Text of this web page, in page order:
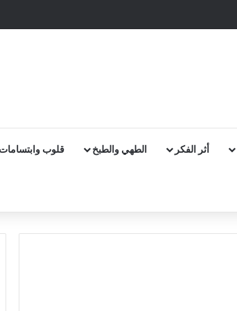
أثر الفكر الطهي والطبخ قلوب وابتسامات